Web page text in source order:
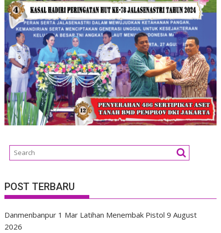
POST TERBARU
Danmenbanpur 1 Mar Latihan Menembak Pistol 9 August
2026